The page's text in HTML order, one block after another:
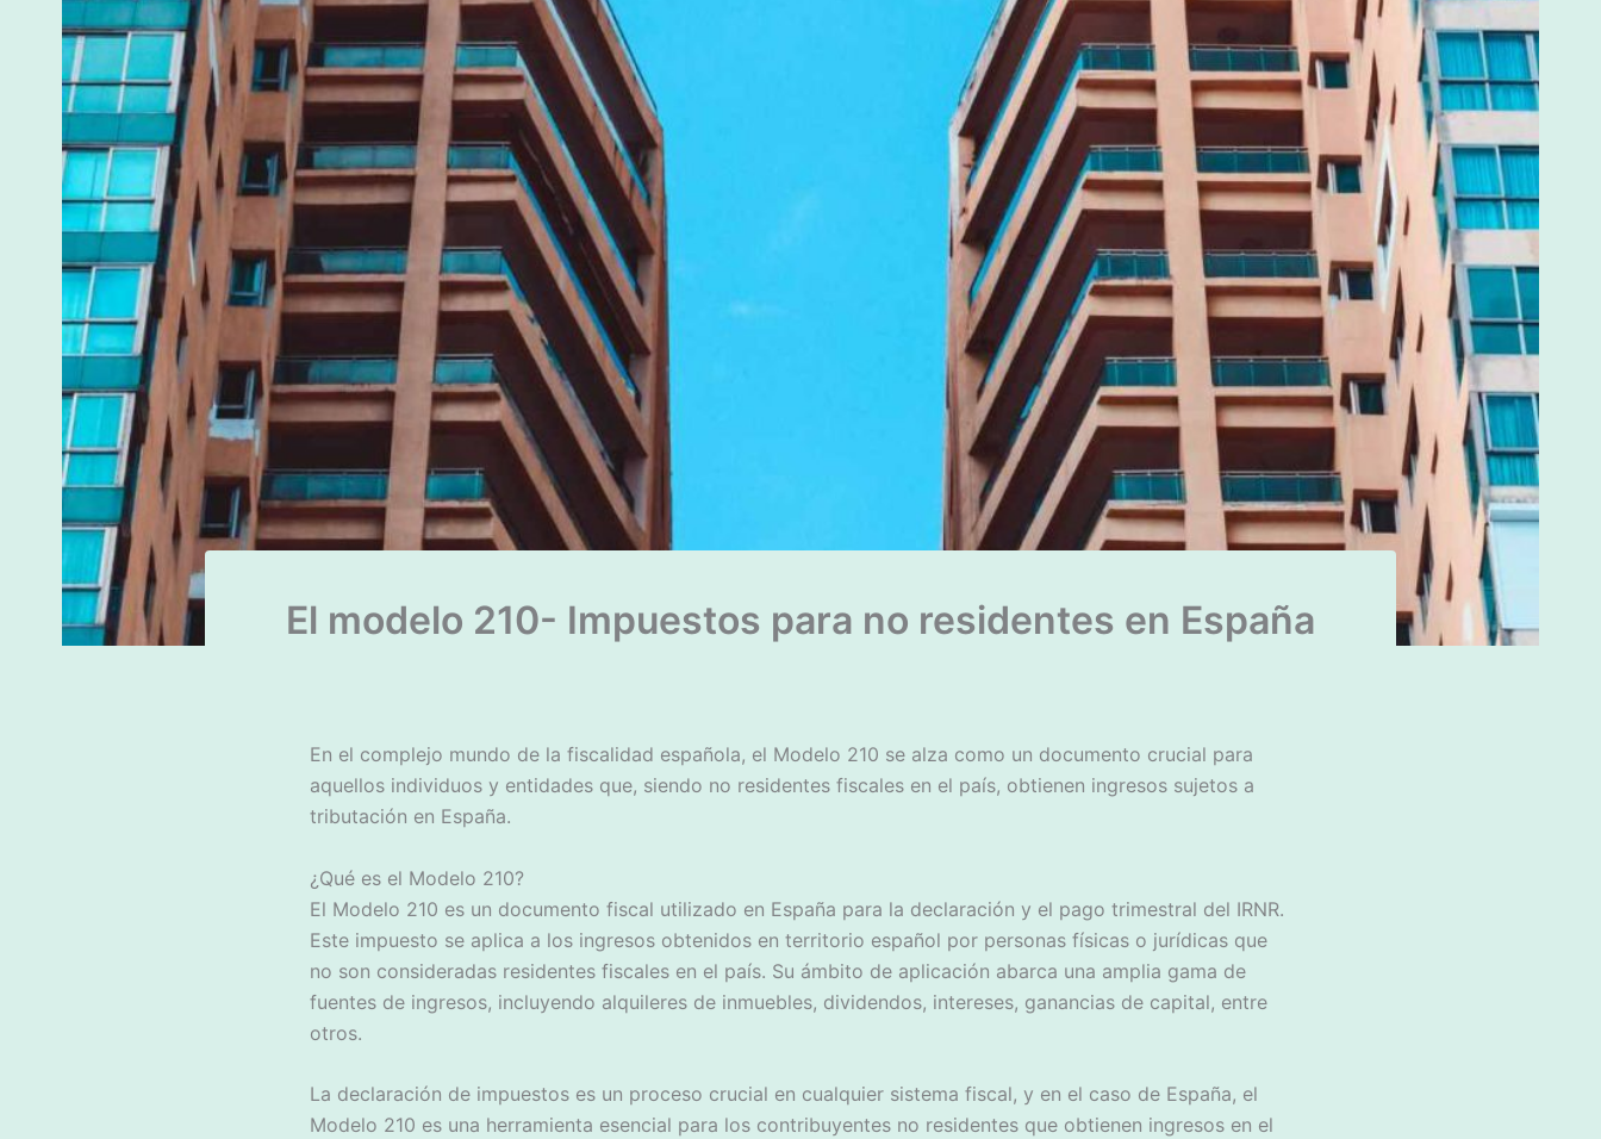
El modelo 210- Impuestos para no residentes en España
En el complejo mundo de la fiscalidad española, el Modelo 210 se alza como un documento crucial para
aquellos individuos y entidades que, siendo no residentes fiscales en el país, obtienen ingresos sujetos a
tributación en España.
¿Qué es el Modelo 210?
El Modelo 210 es un documento fiscal utilizado en España para la declaración y el pago trimestral del IRNR.
Este impuesto se aplica a los ingresos obtenidos en territorio español por personas físicas o jurídicas que
no son consideradas residentes fiscales en el país. Su ámbito de aplicación abarca una amplia gama de
fuentes de ingresos, incluyendo alquileres de inmuebles, dividendos, intereses, ganancias de capital, entre
otros.
La declaración de impuestos es un proceso crucial en cualquier sistema fiscal, y en el caso de España, el
Modelo 210 es una herramienta esencial para los contribuyentes no residentes que obtienen ingresos en el